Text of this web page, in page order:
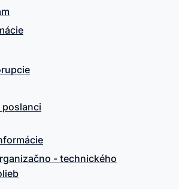
- technického